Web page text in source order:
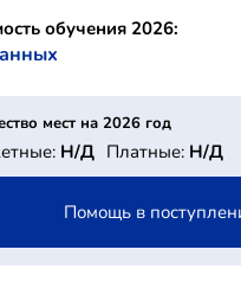
обучения 2026:
мест на 2026 год
Н/Д Платные: Н/Д
Помощь в